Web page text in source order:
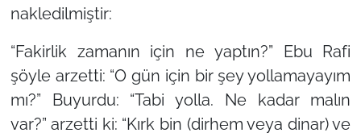
nakledilmiştir:
“Fakirlik zamanın için ne yaptın?” Ebu Rafi
şöyle arzetti: “O gün için bir şey yollamayayım
mı?” Buyurdu: “Tabi yolla. Ne kadar malın
var?”arzetti ki: “Kırk bin (dirhem veya dinar) ve